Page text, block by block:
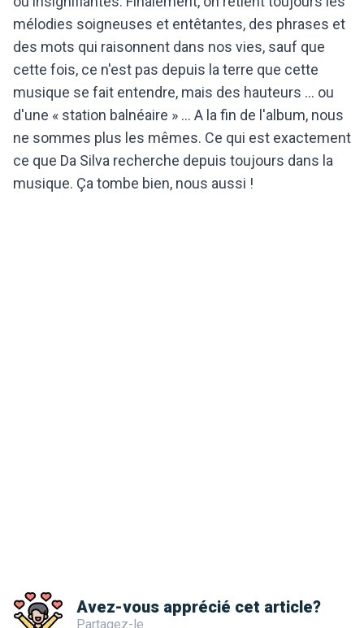
mélodies soigneuses et entêtantes, des phrases et
des mots qui raisonnent dans nos vies, sauf que
cette fois, ce n'est pas depuis la terre que cette
musique se fait entendre, mais des hauteurs ... ou
d'une « station balnéaire » ... A la fin de l'album, nous
ne sommes plus les mêmes. Ce qui est exactement
ce que Da Silva recherche depuis toujours dans la
musique. Ça tombe bien, nous aussi !
Avez-vous apprécié cet article?
Partagez-le